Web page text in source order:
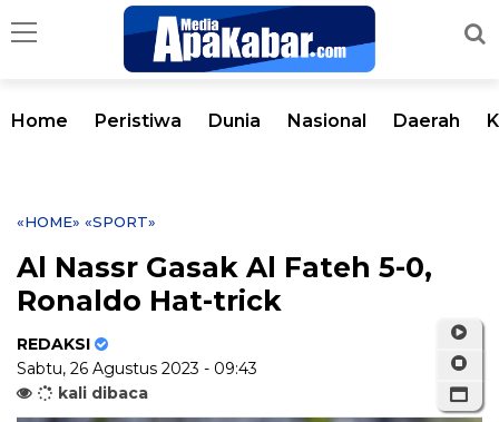
Home Peristiwa Dunia Nasional Daerah
«HOME» «SPORT»
Al Nassr Gasak Al Fateh 5-0,
Ronaldo Hat-trick
REDAKSI
Sabtu, 26 Agustus 2023 - 09:43
kali dibaca